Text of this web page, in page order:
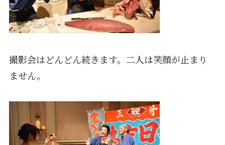
撮影会はどんどん続きます。二人は笑顔が止まり
ません。